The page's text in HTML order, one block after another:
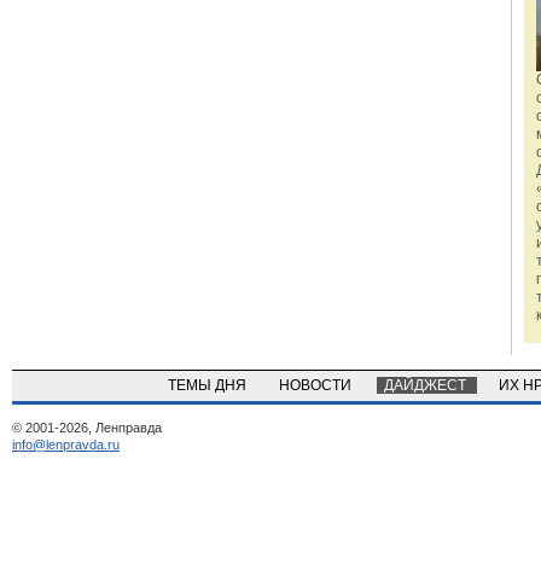
ТЕМЫ ДНЯ НОВОСТИ ДАЙДЖЕСТ ИХ
© 2001-2026, Ленправда
info@lenpravda.ru